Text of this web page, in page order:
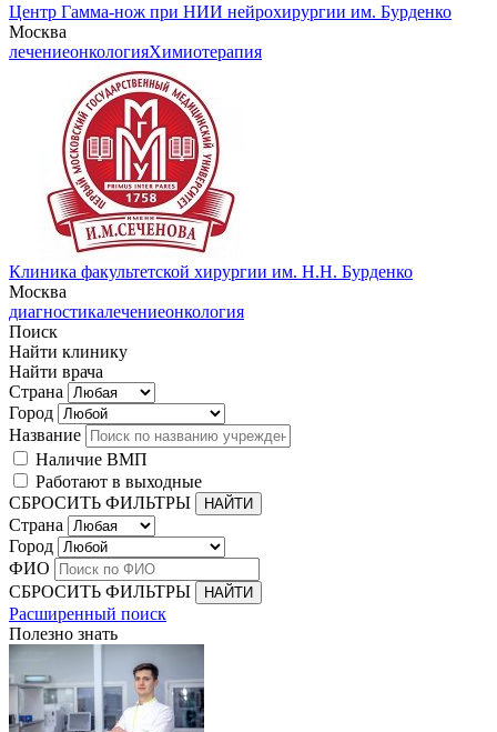
Центр Гамма-нож при НИИ нейрохирургии им. Бурденко
Москва
лечениеонкологияХимиотерапия
Клиника факультетской хирургии им. Н.Н. Бурденко
Москва
диагностикалечениеонкология
Поиск
Найти клинику
Найти врача
Страна
Город
Название
Наличие ВМП
Работают в выходные
СБРОСИТЬ ФИЛЬТРЫ
Страна
Город
ФИО
СБРОСИТЬ ФИЛЬТРЫ
Расширенный поиск
Полезно знать